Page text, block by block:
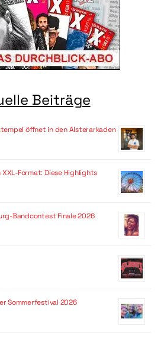
Beiträge
öffnet in den Alsterarkaden
Format: Diese Highlights
Bandcontest Finale 2026
Sommerfestival 2026